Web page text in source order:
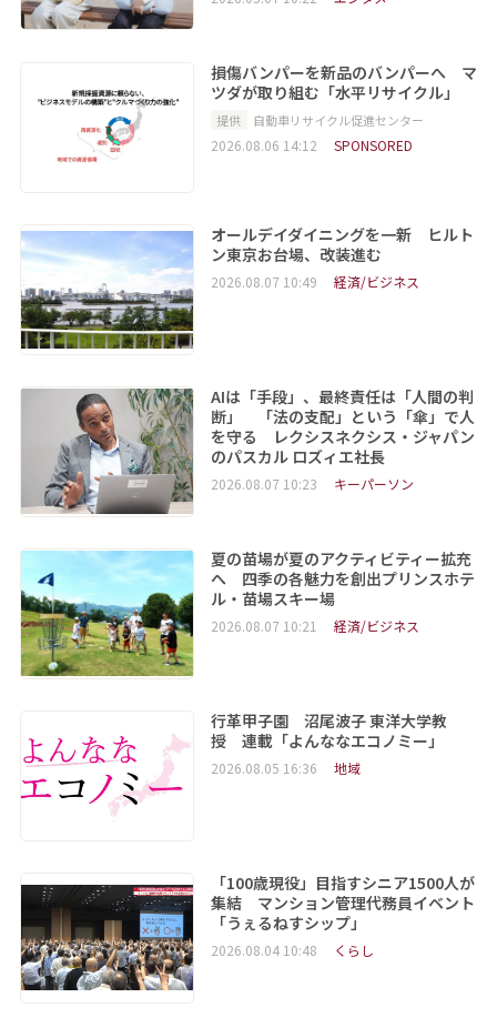
損傷バンパーを新品のバンパーへ マ
ツダが取り組む「水平リサイクル」
提供 自動車リサイクル促進センター
2026.08.06 14:12 SPONSORED
オールデイダイニングを一新 ヒルト
ン東京お台場、改装進む
2026.08.07 10:49 経済/ビジネス
AIは「手段」、最終責任は「人間の判
断」 「法の支配」という「傘」で人
を守る レクシスネクシス・ジャパン
のパスカル ロズィエ社長
2026.08.07 10:23 キーパーソン
夏の苗場が夏のアクティビティー拡充
へ 四季の各魅力を創出プリンスホテ
ル・苗場スキー場
2026.08.07 10:21 経済/ビジネス
行革甲子園 沼尾波子 東洋大学教
授 連載「よんななエコノミー」
2026.08.05 16:36 地域
「100歳現役」目指すシニア1500人が
集結 マンション管理代務員イベント
「うぇるねすシップ」
2026.08.04 10:48 くらし